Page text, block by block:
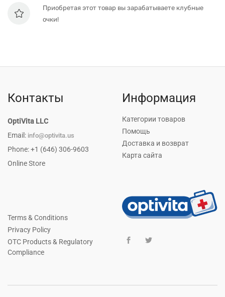
Приобретая этот товар вы зарабатываете клубные
очки!
Контакты
OptiVita LLC
Email: info@optivita.us
Phone: +1 (646) 306-9603
Online Store
Информация
Категории товаров
Помощь
Доставка и возврат
Карта сайта
Terms & Conditions
Privacy Policy
OTC Products & Regulatory
Compliance